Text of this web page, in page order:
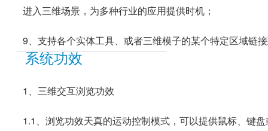
进入三维场景，为多种行业的应用提供时机；
9、支持各个实体工具、或者三维模子的某个特定区域链
系统功效
1、三维交互浏览功效
1.1、浏览功效天真的运动控制模式，可以提供鼠标、键